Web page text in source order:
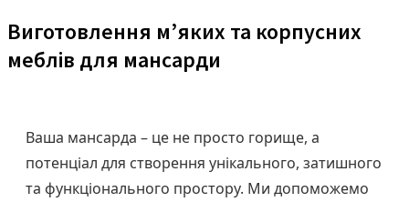
Виготовлення м’яких та корпусних
меблів для мансарди
Ваша мансарда – це не просто горище, а
потенціал для створення унікального, затишного
та функціонального простору. Ми допоможемо